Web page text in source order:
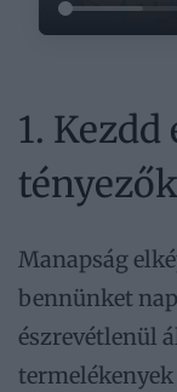
1.
Manapság
bennünket
észrevétlenül